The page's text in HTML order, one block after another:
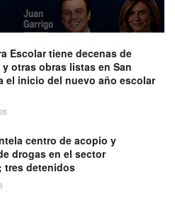
Escolar tiene decenas de
otras obras listas en San
el inicio del nuevo año escolar
centro de acopio y
drogas en el sector
tres detenidos